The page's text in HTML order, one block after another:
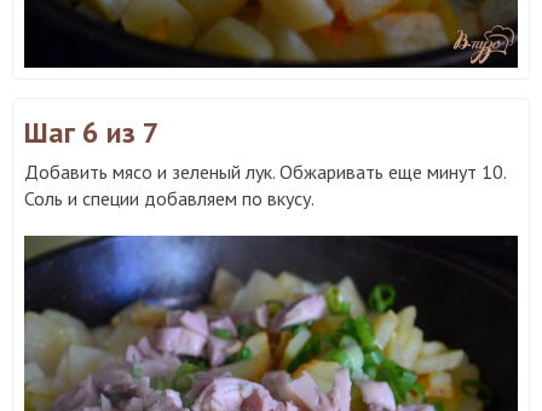
Шаг 6 из 7
Добавить мясо и зеленый лук. Обжаривать еще минут 10.
Соль и специи добавляем по вкусу.